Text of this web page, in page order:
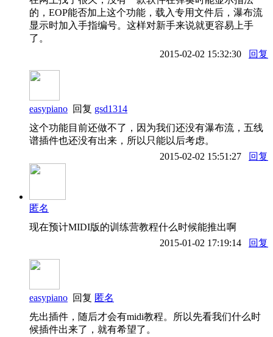
的，EOP能否加上这个功能，载入专用文件后，瀑布流
显示时加入手指编号。这样对新手来说就更容易上手
了。
2015-02-02 15:32:30
回复
easypiano 回复 gsd1314
这个功能目前还做不了，因为我们还没有瀑布流，五线
谱插件也还没有出来，所以只能以后考虑。
2015-02-02 15:51:27
回复
匿名
现在预计MIDI版的训练营教程什么时候能推出啊
2015-01-02 17:19:14
回复
easypiano 回复 匿名
先出插件，随后才会有midi教程。所以先看我们什么时
候插件出来了，就有希望了。